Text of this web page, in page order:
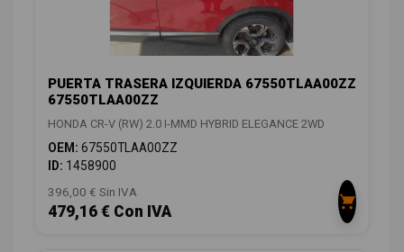
PUERTA TRASERA IZQUIERDA 67550TLAA00ZZ
67550TLAA00ZZ
HONDA CR-V (RW) 2.0 I-MMD HYBRID ELEGANCE 2WD
OEM: 67550TLAA00ZZ
ID: 1458900
396,00 € Sin IVA
479,16 € Con IVA